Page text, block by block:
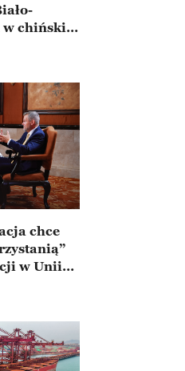
chińskim
chce
w Unii